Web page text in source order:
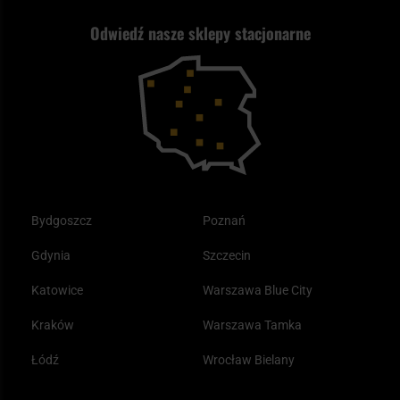
Reklamacje i gwarancja
Odwiedź nasze sklepy stacjonarne
Bydgoszcz
Gdynia
Katowice
Kraków
Łódź
Poznań
Szczecin
Warszawa Blue City
Warszawa Tamka
Wrocław Bielany
Kupony i kody rabatowe
Plecak ewakuacyjny preppersa
Samoobrona